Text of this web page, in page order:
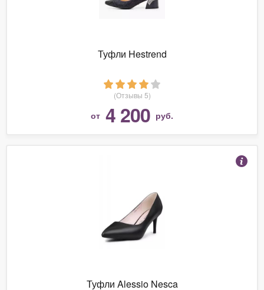
Туфли Hestrend
(Отзывы 5)
от 4 200 руб.
Туфли Alessio Nesca